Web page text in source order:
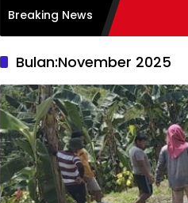
Breaking News
Bulan:November 2025